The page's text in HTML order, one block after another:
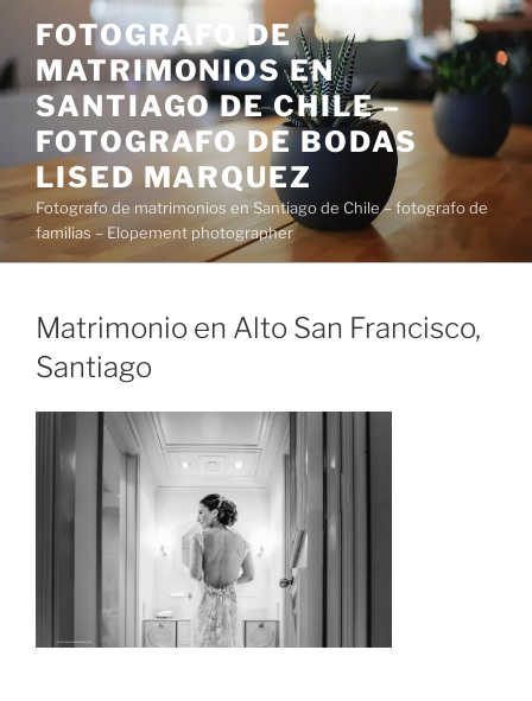
contenido
FOTOGRAFO DE
MATRIMONIOS EN
SANTIAGO DE CHILE –
FOTOGRAFO DE BODAS
LISED MARQUEZ
Fotografo de matrimonios en Santiago de Chile – fotografo de
familias – Elopement photographer
Matrimonio en Alto San Francisco,
Santiago